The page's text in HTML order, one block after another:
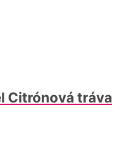
Citrónová tráva